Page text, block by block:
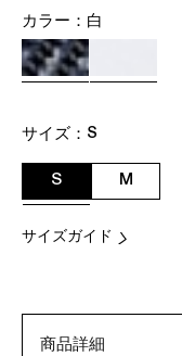
カラー： 白
サイズ： S
S M
サイズガイド
商品詳細